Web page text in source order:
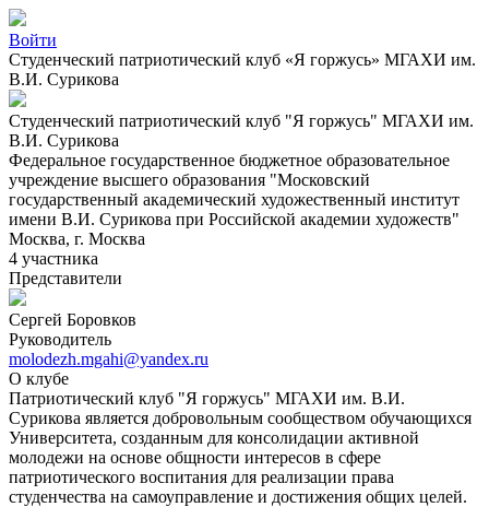
Войти
Студенческий патриотический клуб «Я горжусь» МГАХИ им.
В.И. Сурикова
Студенческий патриотический клуб "Я горжусь" МГАХИ им.
В.И. Сурикова
Федеральное государственное бюджетное образовательное
учреждение высшего образования "Московский
государственный академический художественный институт
имени В.И. Сурикова при Российской академии художеств"
Москва, г. Москва
4 участника
Представители
Сергей Боровков
Руководитель
molodezh.mgahi@yandex.ru
О клубе
Патриотический клуб "Я горжусь" МГАХИ им. В.И.
Сурикова является добровольным сообществом обучающихся
Университета, созданным для консолидации активной
молодежи на основе общности интересов в сфере
патриотического воспитания для реализации права
студенчества на самоуправление и достижения общих целей.